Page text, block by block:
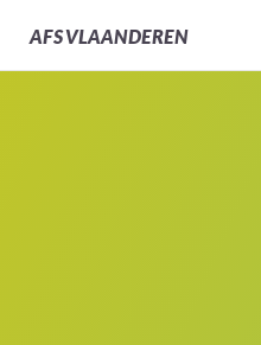
AFSVLAANDEREN